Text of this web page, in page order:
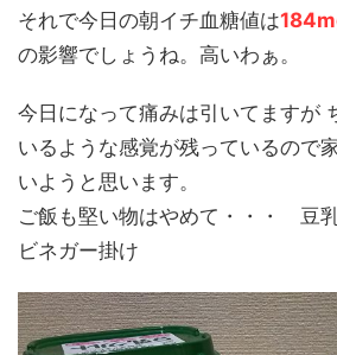
それで今日の朝イチ血糖値は
の影響でしょうね。高いわぁ。
今日になって痛みは引いてますが
いるような感覚が残っているので
いようと思います。
ご飯も堅い物はやめて・・・ 豆
ビネガー掛け